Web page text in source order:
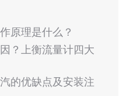
原理是什么？
？上衡流量计四大
的优缺点及安装注